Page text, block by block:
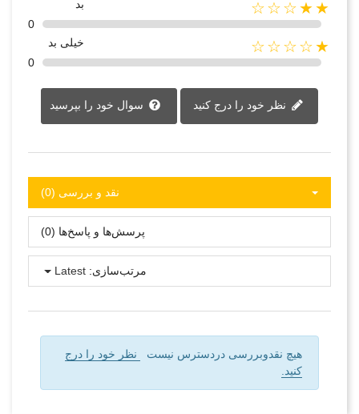
★★☆☆☆
بد
0
★☆☆☆☆
خیلی بد
0
سوال خود را بپرسید
نقد و بررسی‌‌ (0)
پرسش‌ها و پاسخ‌ها (0)
مرتب‌سازی: Latest
هیچ نقدوبررسی دردسترس نیست
نظر خود را درج
کنید.